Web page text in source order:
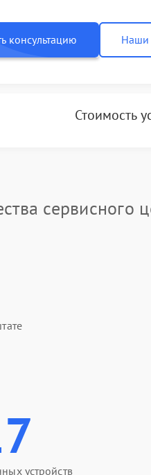
консультацию Наши
Стоимость
сервисного
устройств